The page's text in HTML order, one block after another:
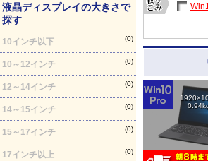
液晶ディスプレイの大きさで
探す
10インチ以下 (0)
10～12インチ (0)
12～14インチ (0)
14～15インチ (0)
15～17インチ (0)
17インチ以上 (0)